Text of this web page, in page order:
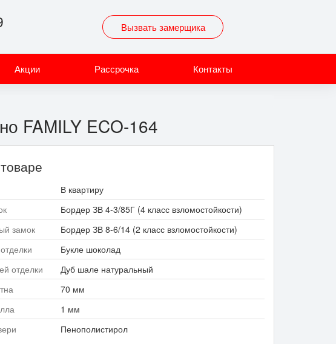
Вызвать замерщика
Акции Рассрочка Контакты
FAMILY ECO-164
В квартиру
Бордер ЗВ 4-3/85Г (4 класс взломостойкости)
замок
Бордер ЗВ 8-6/14 (2 класс взломостойкости)
Букле шоколад
отделки
Дуб шале натуральный
70 мм
1 мм
Пенополистирол